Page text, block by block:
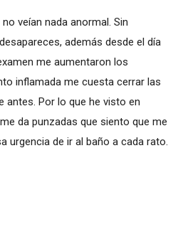
veían nada anormal. Sin
además desde el día
me aumentaron los
inflamada me cuesta cerrar las
antes. Por lo que he visto en
da punzadas que siento que me
urgencia de ir al baño a cada rato.